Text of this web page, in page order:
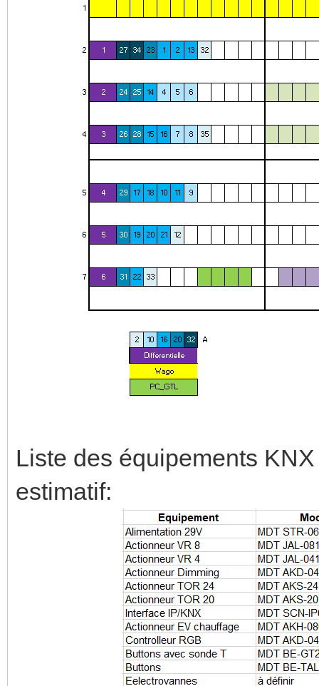
Liste des équipements
estimatif: